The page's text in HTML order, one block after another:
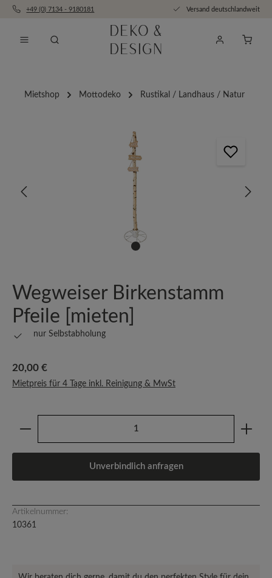
Zum Hauptinhalt springen
+49 (0) 7134 - 9180181 Versand deutschlandweit
Mietshop Mottodeko Rustikal / Landhaus / Natur
Wegweiser Birkenstamm
Pfeile [mieten]
nur Selbstabholung
Regulärer Preis:
20,00 €
Mietpreis für 4 Tage inkl. Reinigung & MwSt
Produkt Anzahl: Gib den gewünschten Wert ein
Unverbindlich anfragen
Artikelnummer:
10361